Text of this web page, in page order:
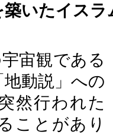
築いたイス
宙観である
地動説」への
然行われた
ことがあり